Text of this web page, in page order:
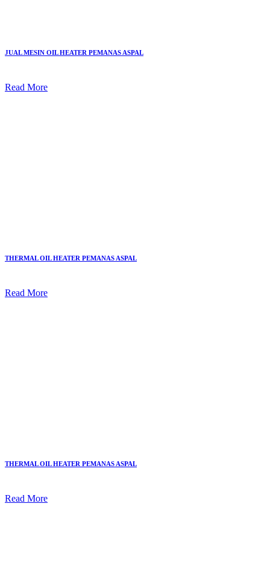
JUAL MESIN OIL HEATER PEMANAS ASPAL
Read More
THERMAL OIL HEATER PEMANAS ASPAL
Read More
THERMAL OIL HEATER PEMANAS ASPAL
Read More